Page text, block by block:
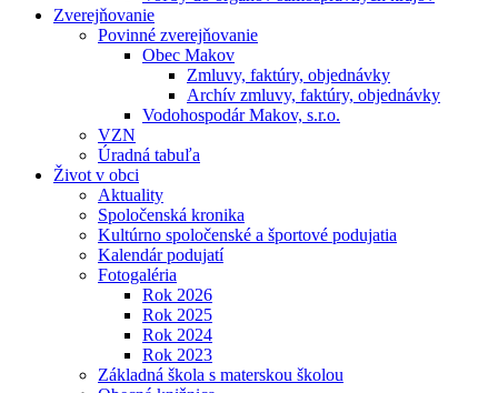
Zverejňovanie
Povinné zverejňovanie
Obec Makov
Zmluvy, faktúry, objednávky
Archív zmluvy, faktúry, objednávky
Vodohospodár Makov, s.r.o.
VZN
Úradná tabuľa
Život v obci
Aktuality
Spoločenská kronika
Kultúrno spoločenské a športové podujatia
Kalendár podujatí
Fotogaléria
Rok 2026
Rok 2025
Rok 2024
Rok 2023
Základná škola s materskou školou